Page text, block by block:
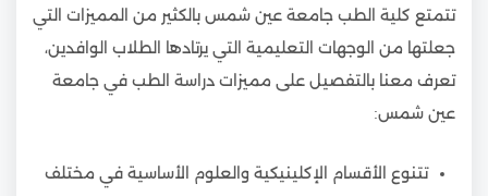
تتمتع كلية الطب جامعة عين شمس بالكثير من المميزات التي
جعلتها من الوجهات التعليمية التي يرتادها الطلاب الوافدين،
تعرف معنا بالتفصيل على مميزات دراسة الطب في جامعة
عين شمس:
تتنوع الأقسام الإكلينيكية والعلوم الأساسية في مختلف